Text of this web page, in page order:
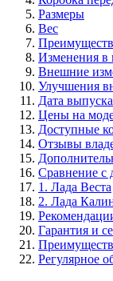
Размеры
Вес
Изменения в
Внешние
Улучшения
Дата выпуска
Цены на
Доступные
Отзывы
Сравнение с
1. Лада Веста
2. Лада
Гарантия и
Регулярное